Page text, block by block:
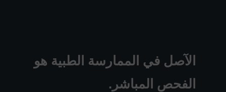
الآصل في الممارسة الطبية هو
الفحص المباشر.